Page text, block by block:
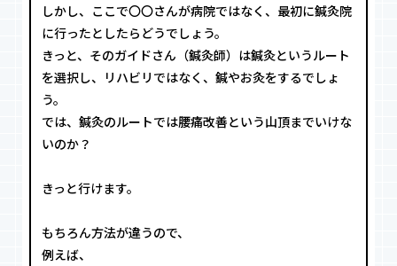
しかし、ここで〇〇さんが病院ではなく、最初に鍼灸院
に行ったとしたらどうでしょう。
きっと、そのガイドさん（鍼灸師）は鍼灸というルート
を選択し、リハビリではなく、鍼やお灸をするでしょ
う。
では、鍼灸のルートでは腰痛改善という山頂までいけな
いのか？
きっと行けます。
もちろん方法が違うので、
例えば、